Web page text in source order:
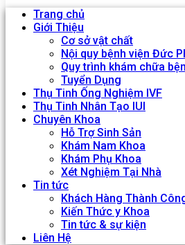
Trang chủ
Giới Thiệu
Cơ sở vật chất
Nội quy bệnh viện Đức
Quy trình khám chữa
Tuyển Dụng
Thụ Tinh Ống Nghiệm IVF
Thụ Tinh Nhân Tạo IUI
Chuyên Khoa
Hỗ Trợ Sinh Sản
Khám Nam Khoa
Khám Phụ Khoa
Xét Nghiệm Tại Nhà
Tin tức
Khách Hàng Thành
Kiến Thức y Khoa
Tin tức & sự kiện
Liên Hệ